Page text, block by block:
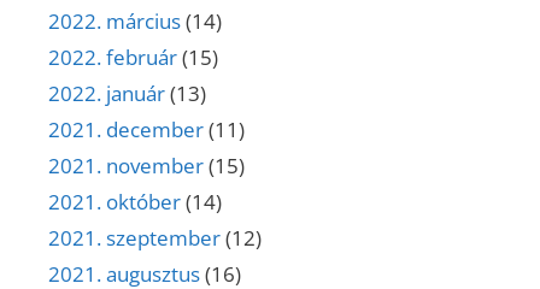
2022. március(14)
2022. február(15)
2022. január(13)
2021. december(11)
2021. november(15)
2021. október(14)
2021. szeptember(12)
2021. augusztus(16)